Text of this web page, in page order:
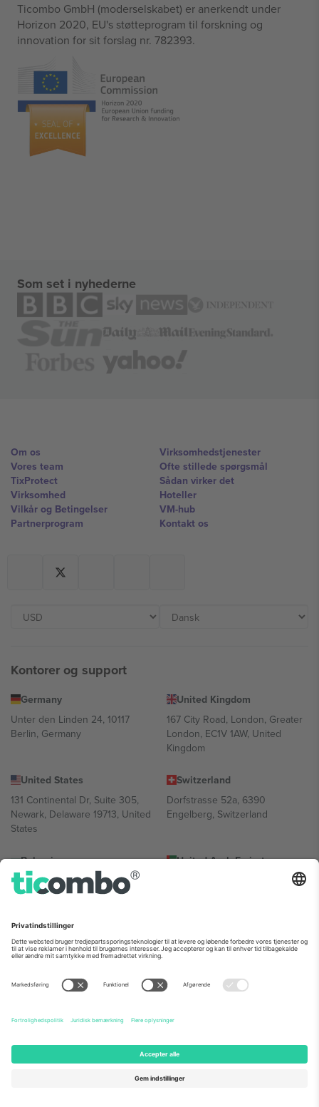
Ticombo GmbH (moderselskabet) er anerkendt under
Horizon 2020, EU's støtteprogram til forskning og
innovation for sit forslag nr. 782393.
Som set i nyhederne
Om os
Vores team
TixProtect
Virksomhed
Vilkår og Betingelser
Partnerprogram
Virksomhedstjenester
Ofte stillede spørgsmål
Sådan virker det
Hoteller
VM-hub
Kontakt os
Kontorer og support
Germany
Unter den Linden 24, 10117
Berlin, Germany
United Kingdom
167 City Road, London, Greater
London, EC1V 1AW, United
Kingdom
United States
131 Continental Dr, Suite 305,
Newark, Delaware 19713, United
States
Switzerland
Dorfstrasse 52a, 6390
Engelberg, Switzerland
Bulgaria
Regus Sofia City West, bul
Totleben 53-55, 1606 Sofia,
United Arab Emirates
UAE Dubai Silicon Oasis, DDP
Mexico
Av Chapultepec 360, Roma
Norte, Cuauhtémoc, 06700
Ciudad de México, CDMX,
sted, begivenhed og/eller domæne. For detaljer se den specifikke
begivenhedsside, tryk og vilkår.,Virksomhed
Ticombo. Alle rettigheder forbeholdes.